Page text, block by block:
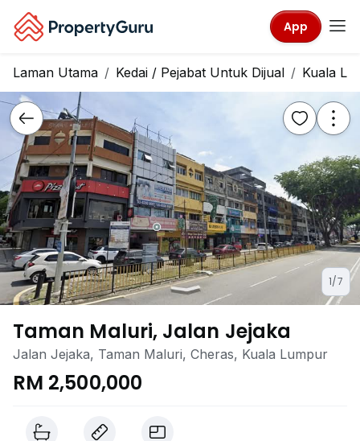
App
Laman Utama Kedai / Pejabat Untuk Dijual Kuala
1/7
Taman Maluri, Jalan Jejaka
Jalan Jejaka, Taman Maluri, Cheras, Kuala Lumpur
RM 2,500,000